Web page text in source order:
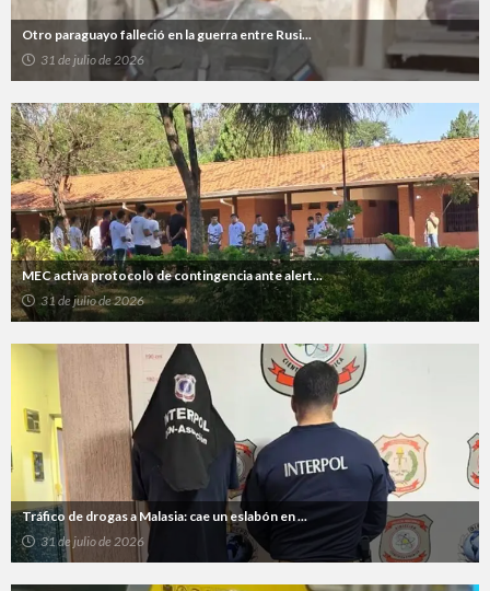
Otro paraguayo falleció en la guerra entre Rusi...
31 de julio de 2026
MEC activa protocolo de contingencia ante alert...
31 de julio de 2026
Tráfico de drogas a Malasia: cae un eslabón en ...
31 de julio de 2026